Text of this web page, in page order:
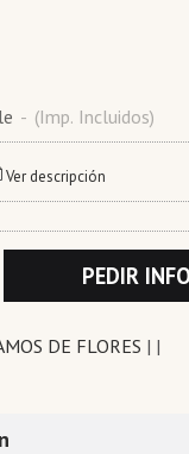
- (Imp. Incluidos)
Ver descripción
PEDIR
DE FLORES | |